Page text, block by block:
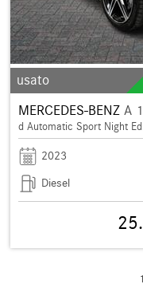
usato
MERCEDES-BENZ A
d Automatic Sport Night
2023
Diesel
1